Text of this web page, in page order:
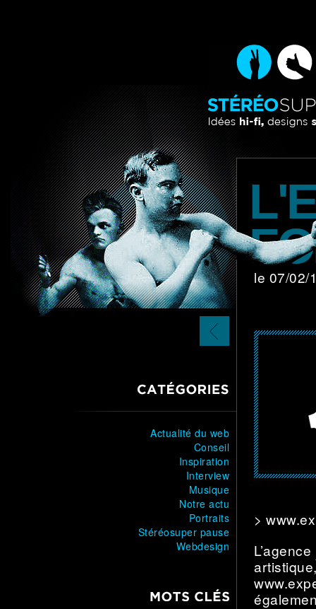
article
précédent
CATÉGORIES
Actualité du web
Conseil
Inspiration
Interview
Musique
Notre actu
Portraits
Stéréosuper pause
Webdesign
MOTS CLÉS
le 07/
>
L’agence